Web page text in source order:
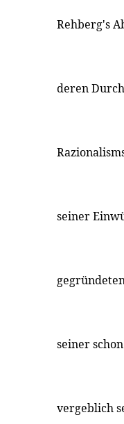
Rehberg's
deren
seiner
seiner
vergeblich